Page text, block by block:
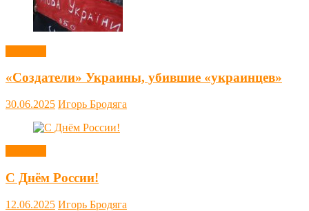
«Создатели» Украины, убившие «украинцев»
30.06.2025 Игорь Бродяга
С Днём России!
12.06.2025 Игорь Бродяга